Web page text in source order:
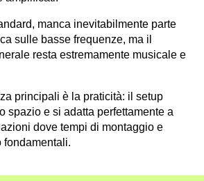
manca inevitabilmente parte
sulle basse frequenze, ma il
resta estremamente musicale e
principali è la praticità: il setup
spazio e si adatta perfettamente a
dove tempi di montaggio e
fondamentali.